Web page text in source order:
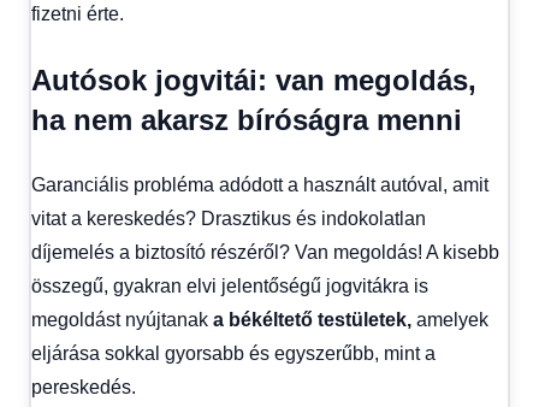
fizetni érte.
Autósok jogvitái: van megoldás,
ha nem akarsz bíróságra menni
Garanciális probléma adódott a használt autóval, amit
vitat a kereskedés? Drasztikus és indokolatlan
díjemelés a biztosító részéről? Van megoldás! A kisebb
összegű, gyakran elvi jelentőségű jogvitákra is
megoldást nyújtanak a békéltető testületek, amelyek
eljárása sokkal gyorsabb és egyszerűbb, mint a
pereskedés.